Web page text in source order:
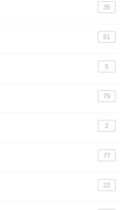
35
61
5
79
2
77
22